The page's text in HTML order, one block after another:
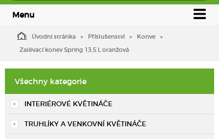
Menu
Úvodní stránka Příslušenství
Konve
Zalévací konev Spring 13,5 L oranžová
Všechny kategorie
INTERIÉROVÉ KVĚTINÁČE
TRUHLÍKY A VENKOVNÍ KVĚTINÁČE